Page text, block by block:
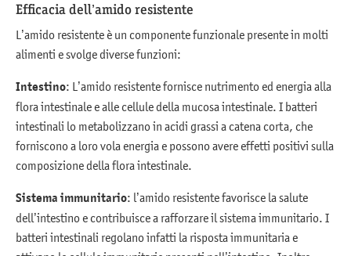
Efficacia dell’amido resistente
L’amido resistente è un componente funzionale presente in molti
alimenti e svolge diverse funzioni:
Intestino: L’amido resistente fornisce nutrimento ed energia alla
flora intestinale e alle cellule della mucosa intestinale. I batteri
intestinali lo metabolizzano in acidi grassi a catena corta, che
forniscono a loro vola energia e possono avere effetti positivi sulla
composizione della flora intestinale.
Sistema immunitario: l’amido resistente favorisce la salute
dell’intestino e contribuisce a rafforzare il sistema immunitario. I
batteri intestinali regolano infatti la risposta immunitaria e